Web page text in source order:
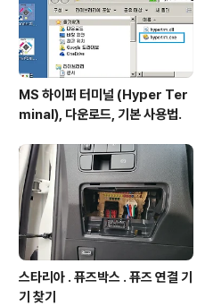
MS 하이퍼 터미널 (Hyper Ter
minal), 다운로드, 기본 사용법.
스타리아 . 퓨즈박스 . 퓨즈 연결 기
기 찾기